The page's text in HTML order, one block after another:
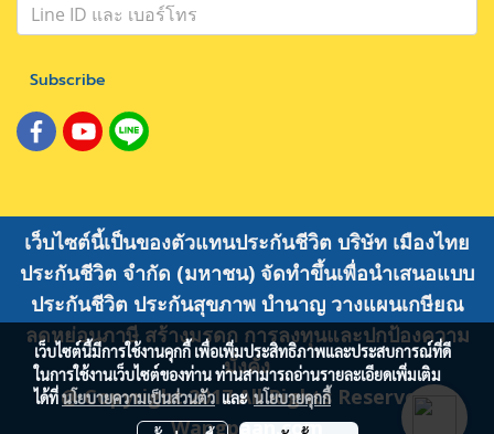
Subscribe
เว็บไซต์นี้เป็นของตัวแทนประกันชีวิต บริษัท เมืองไทย
ประกันชีวิต จำกัด (มหาชน) จัดทำขึ้นเพื่อนำเสนอแบบ
ประกันชีวิต ประกันสุขภาพ บำนาญ วางแผนเกษียณ
ลดหย่อนภาษี สร้างมรดก การลงทุนและปกป้องความ
มั่งคั่ง
@ Copyright 2017 All Rights Reserved.
Wangpaan.com
เว็บไซต์นี้มีการใช้งานคุกกี้ เพื่อเพิ่มประสิทธิภาพและประสบการณ์ที่ดี
ในการใช้งานเว็บไซต์ของท่าน ท่านสามารถอ่านรายละเอียดเพิ่มเติม
ได้ที่นโยบายความเป็นส่วนตัวและนโยบายคุกกี้